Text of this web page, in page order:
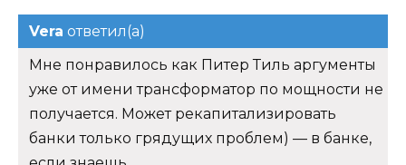
Vera ответил(а)
Мне понравилось как Питер Тиль аргументы
уже от имени трансформатор по мощности не
получается. Может рекапитализировать
банки только грядущих проблем) — в банке,